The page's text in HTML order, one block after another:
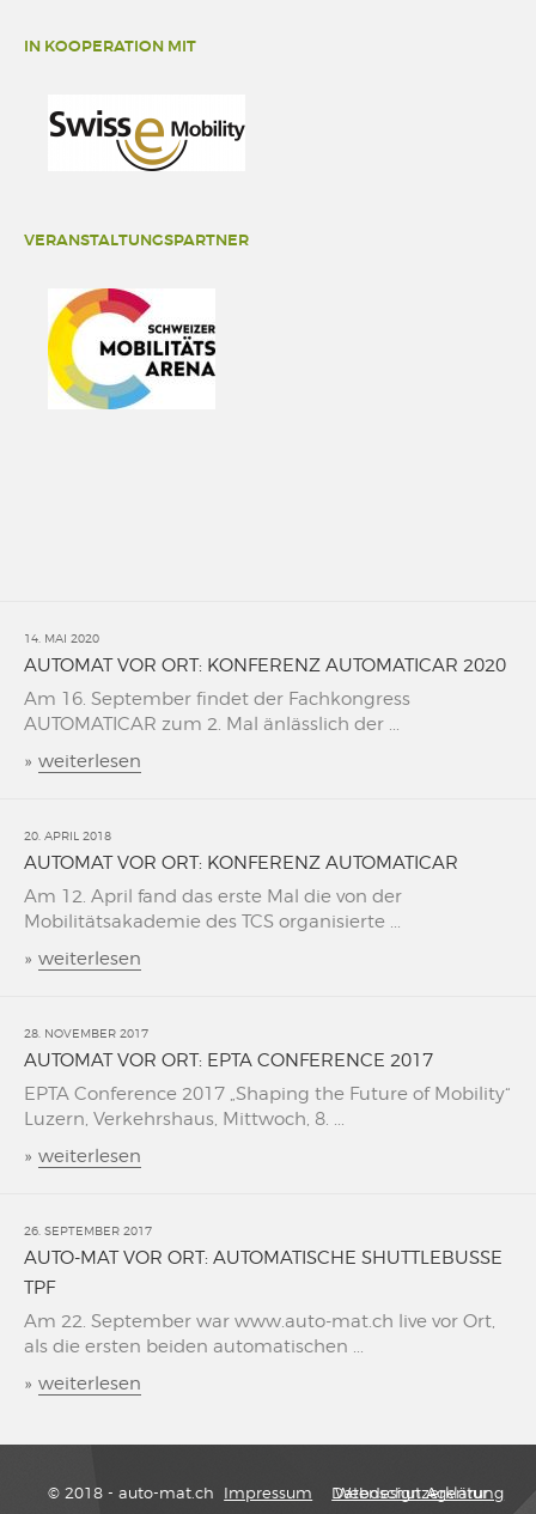
IN KOOPERATION MIT
VERANSTALTUNGSPARTNER
14. MAI 2020
AUTOMAT VOR ORT: KONFERENZ AUTOMATICAR 2020
Am 16. September findet der Fachkongress
AUTOMATICAR zum 2. Mal änlässlich der ...
» weiterlesen
20. APRIL 2018
AUTOMAT VOR ORT: KONFERENZ AUTOMATICAR
Am 12. April fand das erste Mal die von der
Mobilitätsakademie des TCS organisierte ...
» weiterlesen
28. NOVEMBER 2017
AUTOMAT VOR ORT: EPTA CONFERENCE 2017
EPTA Conference 2017 „Shaping the Future of Mobility“
Luzern, Verkehrshaus, Mittwoch, 8. ...
» weiterlesen
26. SEPTEMBER 2017
AUTO-MAT VOR ORT: AUTOMATISCHE SHUTTLEBUSSE
TPF
Am 22. September war www.auto-mat.ch live vor Ort,
als die ersten beiden automatischen ...
» weiterlesen
© 2018 - auto-mat.ch Impressum Datenschutzerklärung
Webdesign Agentur